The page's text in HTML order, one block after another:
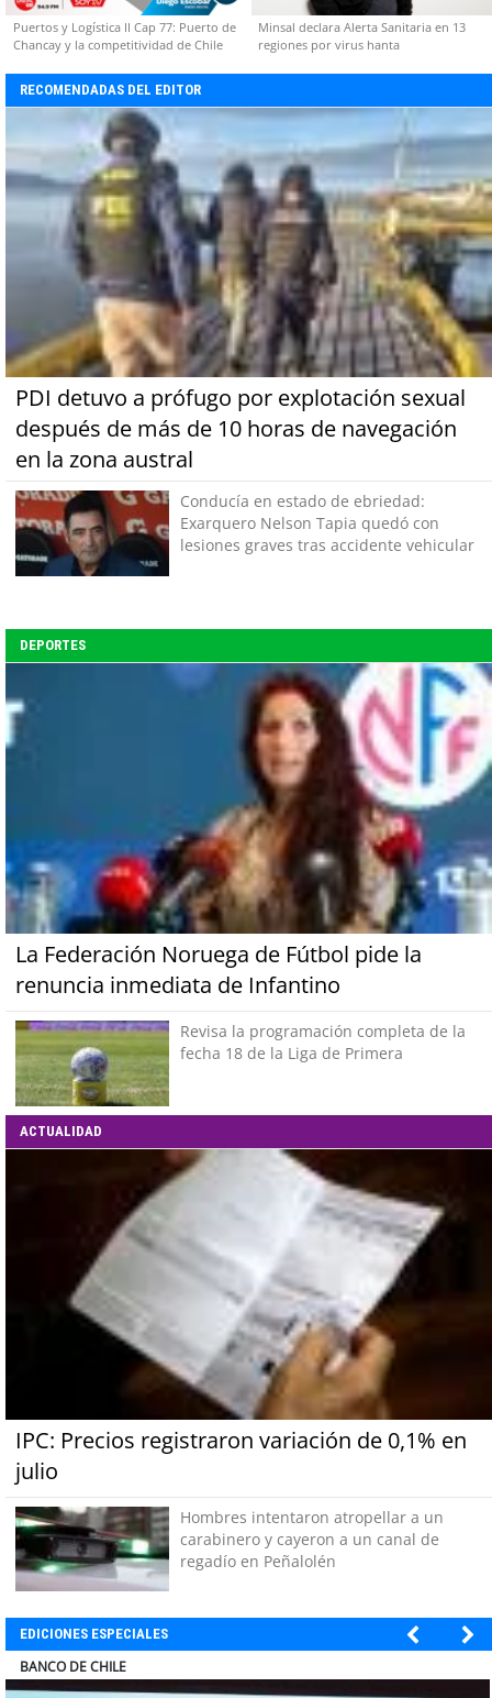
Puertos y Logística II Cap 77: Puerto de
Chancay y la competitividad de Chile
Minsal declara Alerta Sanitaria en 13
regiones por virus hanta
RECOMENDADAS DEL EDITOR
PDI detuvo a prófugo por explotación sexual
después de más de 10 horas de navegación
en la zona austral
Conducía en estado de ebriedad:
Exarquero Nelson Tapia quedó con
lesiones graves tras accidente vehicular
DEPORTES
La Federación Noruega de Fútbol pide la
renuncia inmediata de Infantino
Revisa la programación completa de la
fecha 18 de la Liga de Primera
ACTUALIDAD
IPC: Precios registraron variación de 0,1% en
julio
Hombres intentaron atropellar a un
carabinero y cayeron a un canal de
regadío en Peñalolén
EDICIONES ESPECIALES
ELECTROLUX